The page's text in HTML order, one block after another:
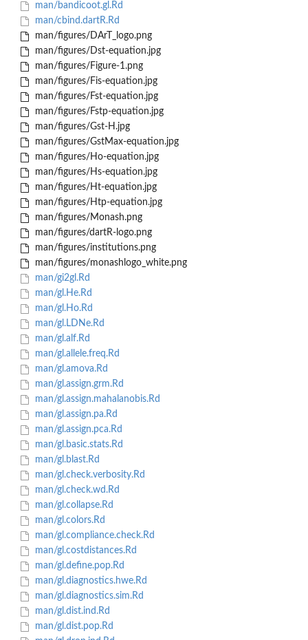
man/bandicoot.gl.Rd
man/cbind.dartR.Rd
man/figures/DArT_logo.png
man/figures/Dst-equation.jpg
man/figures/Figure-1.png
man/figures/Fis-equation.jpg
man/figures/Fst-equation.jpg
man/figures/Fstp-equation.jpg
man/figures/Gst-H.jpg
man/figures/GstMax-equation.jpg
man/figures/Ho-equation.jpg
man/figures/Hs-equation.jpg
man/figures/Ht-equation.jpg
man/figures/Htp-equation.jpg
man/figures/Monash.png
man/figures/dartR-logo.png
man/figures/institutions.png
man/figures/monashlogo_white.png
man/gi2gl.Rd
man/gl.He.Rd
man/gl.Ho.Rd
man/gl.LDNe.Rd
man/gl.alf.Rd
man/gl.allele.freq.Rd
man/gl.amova.Rd
man/gl.assign.grm.Rd
man/gl.assign.mahalanobis.Rd
man/gl.assign.pa.Rd
man/gl.assign.pca.Rd
man/gl.basic.stats.Rd
man/gl.blast.Rd
man/gl.check.verbosity.Rd
man/gl.check.wd.Rd
man/gl.collapse.Rd
man/gl.colors.Rd
man/gl.compliance.check.Rd
man/gl.costdistances.Rd
man/gl.define.pop.Rd
man/gl.diagnostics.hwe.Rd
man/gl.diagnostics.sim.Rd
man/gl.dist.ind.Rd
man/gl.dist.pop.Rd